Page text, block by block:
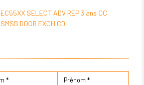
EC55XX SELECT ADV REP 3 ans CC
SMSB DOOR EXCH CD